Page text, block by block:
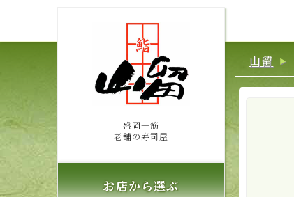
盛岡一筋
老舗の寿司屋
お店から選ぶ
山留